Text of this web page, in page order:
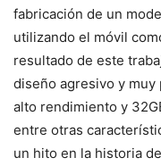
fabricación de un
utilizando el móvil
resultado de este
diseño agresivo y muy
alto rendimiento y
entre otras
un hito en la historia